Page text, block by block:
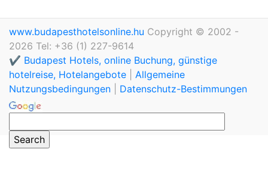
www.budapesthotelsonline.hu Copyright © 2002 -
2026 Tel: +36 (1) 227-9614
✔️ Budapest Hotels, online Buchung, günstige
hotelreise, Hotelangebote
Allgemeine
Nutzungsbedingungen
Datenschutz-Bestimmungen